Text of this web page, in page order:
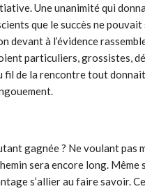
Une unanimité qui
que le succès ne pouvait
devant à l’évidence
particuliers, grossistes,
fil de la rencontre tout
gagnée ? Ne voulant
sera encore long.
s’allier au faire savoir.